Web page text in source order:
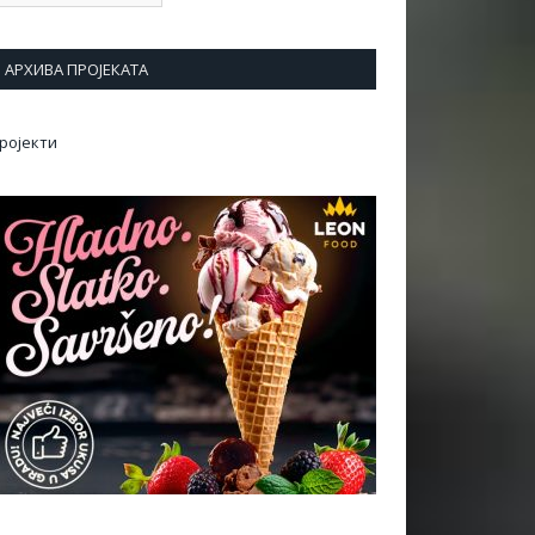
АРХИВА ПРОЈЕКАТА